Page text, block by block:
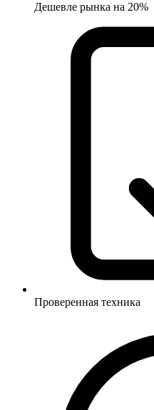
Дешевле рынка на 20%
Проверенная техника